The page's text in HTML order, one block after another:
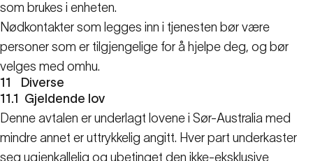
som brukes i enheten.
Nødkontakter som legges inn i tjenesten bør være
personer som er tilgjengelige for å hjelpe deg, og bør
velges med omhu.
11
Diverse
11.1
Gjeldende lov
Denne avtalen er underlagt lovene i Sør-Australia med
mindre annet er uttrykkelig angitt. Hver part underkaster
seg ugjenkallelig og ubetinget den ikke-eksklusive